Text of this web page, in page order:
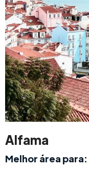
Alfama
Melhor área para: